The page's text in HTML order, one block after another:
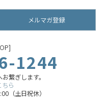
メルマガ登録
1244
繋ぎします。
ちら
（土日祝休）